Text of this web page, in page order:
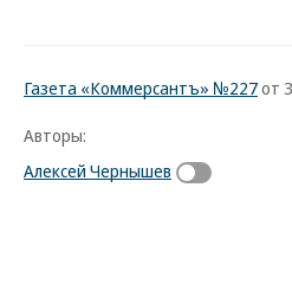
Газета «Коммерсантъ» №227от
Авторы:
Алексей Чернышев